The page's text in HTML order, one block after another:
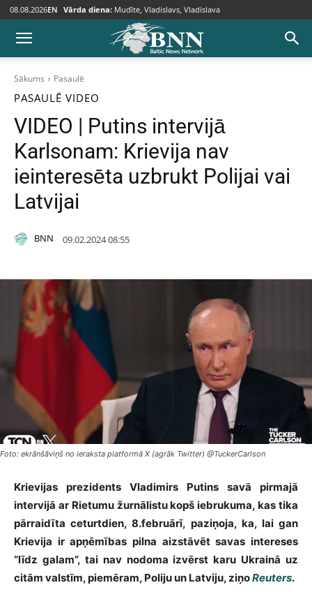
08.08.2026EN Vārda diena: Mudīte, Vladislavs, Vladislava
Sākums Pasaulē
PASAULĒ VIDEO
VIDEO | Putins intervijā
Karlsonam: Krievija nav
ieinteresēta uzbrukt Polijai vai
Latvijai
BNN 09.02.2024 08:55
Foto: ekrānšāviņš no ieraksta platformā X (agrāk Twitter) @TuckerCarlson
Krievijas prezidents Vladimirs Putins savā pirmajā
intervijā ar Rietumu žurnālistu kopš iebrukuma, kas tika
pārraidīta ceturtdien, 8.februārī, paziņoja, ka, lai gan
Krievija ir apņēmības pilna aizstāvēt savas intereses
“līdz galam”, tai nav nodoma izvērst karu Ukrainā uz
citām valstīm, piemēram, Poliju un Latviju, ziņoReuters.